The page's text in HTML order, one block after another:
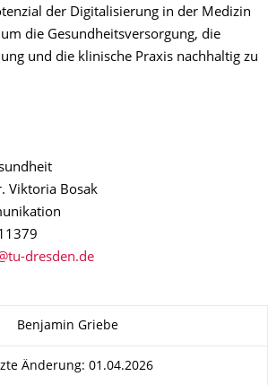
der Digitalisierung in der Medizin
die Gesundheitsversorgung, die
und die klinische Praxis nachhaltig zu
Viktoria Bosak
Benjamin Griebe
Änderung: 01.04.2026